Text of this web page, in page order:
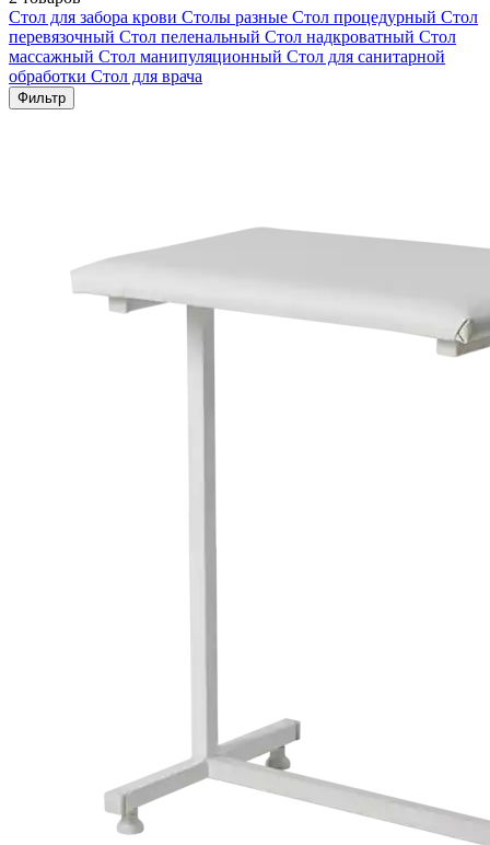
Стол для забора крови Столы разные Стол процедурный Стол
перевязочный Стол пеленальный Стол надкроватный Стол
массажный Стол манипуляционный Стол для санитарной
обработки Стол для врача
Фильтр